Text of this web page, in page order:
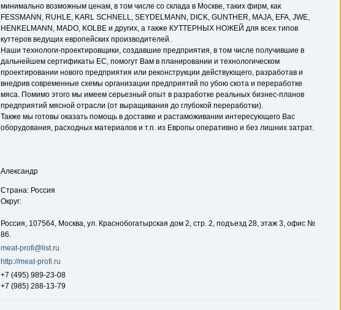
минимально возможным ценам, в том числе со склада в Москве, таких фирм, как
FESSMANN, RUHLE, KARL SCHNELL, SEYDELMANN, DICK, GUNTHER, MAJA, EFA, JWE,
HENKELMANN, MADO, KOLBE и других, а также КУТТЕРНЫХ НОЖЕЙ для всех типов
куттеров ведущих европейских производителей.
Наши технологи-проектировщики, создавшие предприятия, в том числе получившие в
дальнейшем сертификаты ЕС, помогут Вам в планировании и технологическом
проектировании нового предприятия или реконструкции действующего, разработав и
внедрив современные схемы организации предприятий по убою скота и переработке
мяса. Помимо этого мы имеем серьезный опыт в разработке реальных бизнес-планов
предприятий мясной отрасли (от выращивания до глубокой переработки).
Также мы готовы оказать помощь в доставке и растаможивании интересующего Вас
оборудования, расходных материалов и т.п. из Европы оперативно и без лишних затрат.
Александр
Страна: Россия
Округ:
Россия, 107564, Москва, ул. Краснобогатырская дом 2, стр. 2, подъезд 28, этаж 3, офис №
86.
meat-profi@list.ru
http://meat-profi.ru
+7 (495) 989-23-08
+7 (985) 288-13-79